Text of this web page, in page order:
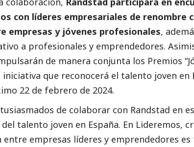
con líderes empresariales de renombre
empresas y jóvenes profesionales,
a profesionales y emprendedores.
de manera conjunta los Premios
iniciativa que reconocerá el talento joven en
22 de febrero de 2024.
de colaborar con Randstad en
talento joven en España. En Lideremos,
entre empresas líderes y emprendedores